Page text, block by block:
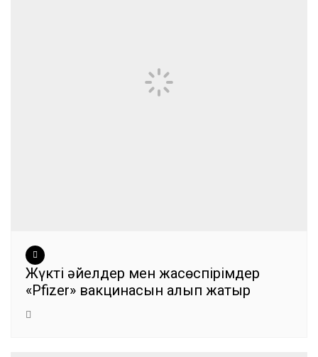
Жүкті әйелдер мен жасөспірімдер
«Pfizer» вакцинасын алып жатыр